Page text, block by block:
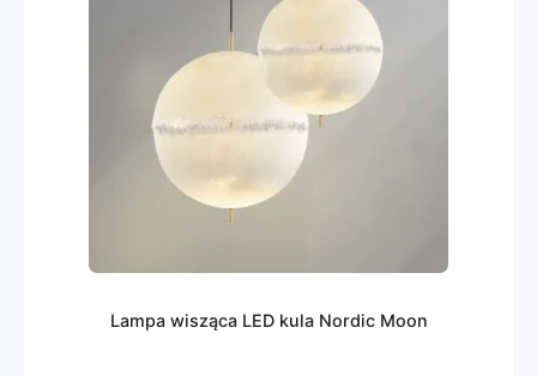
Lampa wisząca LED kula Nordic Moon